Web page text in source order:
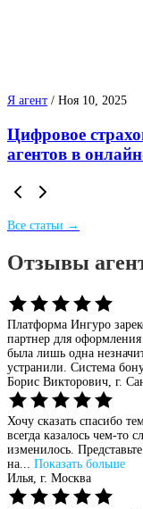
Я агент / Ноя 10, 2025
Цифровое
агентов в
Все статьи →
Отзывы
Платформа Ингуро
партнер для
была лишь одна
устранили. Система
Борис Викторович, г.
Хочу сказать спасибо
всегда казалось чем-то
изменилось.
на... Показать больше
Илья, г. Москва